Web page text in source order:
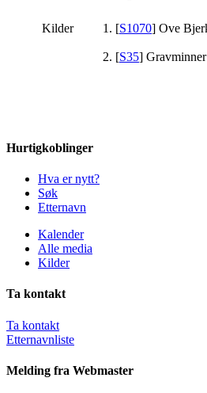
Kilder [S1070] Ove
[S35]
Hurtigkoblinger
Hva er nytt?
Søk
Etternavn
Kalender
Alle media
Kilder
Ta kontakt
Ta kontakt
Etternavnliste
Melding fra Webmaster